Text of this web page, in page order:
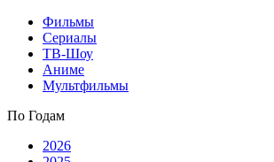
Фильмы
Сериалы
ТВ-Шоу
Аниме
Мультфильмы
По Годам
2026